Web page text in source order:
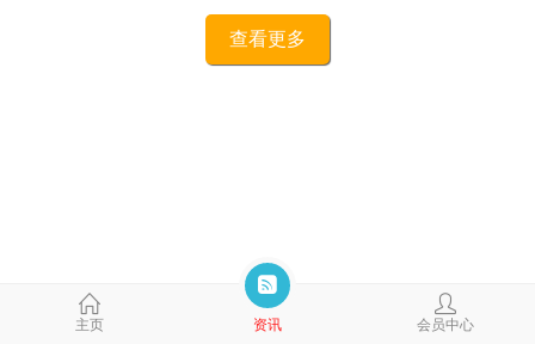
查看更多
主页 资讯 会员中心